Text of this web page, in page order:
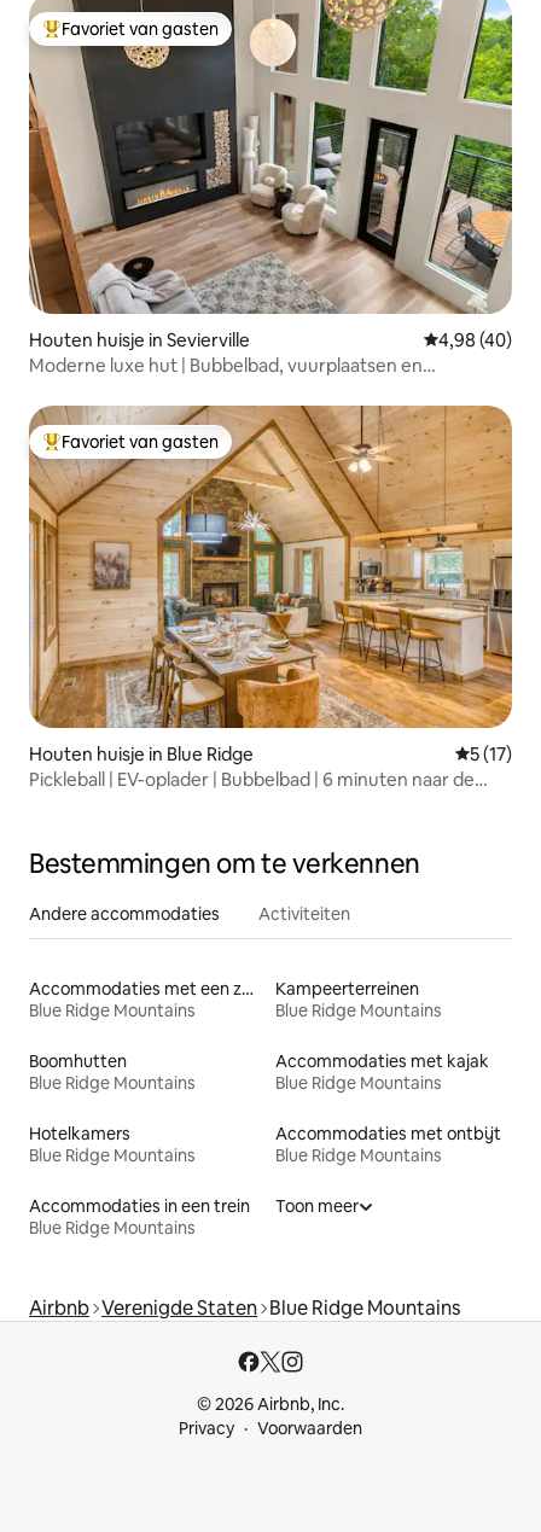
Topfavoriet van gasten
Favoriet van gasten
Houten huisje in Sevierville Gemiddelde
4,98 (40)
Moderne luxe hut | Bubbelbad, vuurplaatsen en
Topfavoriet van gasten
Favoriet van gasten
Houten huisje in Blue Ridge
5 (17)
Pickleball | EV-oplader | Bubbelbad | 6 minuten naar de
Bestemmingen om te verkennen
Andere accommodaties Activiteiten
Accommodaties met een zwembad
Blue Ridge Mountains
Kampeerterreinen
Blue Ridge Mountains
Boomhutten
Blue Ridge Mountains
Accommodaties met kajak
Blue Ridge Mountains
Hotelkamers
Blue Ridge Mountains
Accommodaties met ontbijt
Blue Ridge Mountains
Accommodaties in een trein
Blue Ridge Mountains
Toon meer
Airbnb Verenigde Staten Blue Ridge Mountains
© 2026 Airbnb, Inc.
Privacy
Voorwaarden